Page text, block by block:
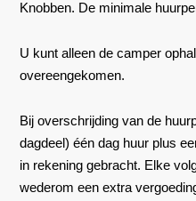
Knobben. De minimale
U kunt alleen de camper
overeengekomen.
Bij overschrijding van de
dagdeel) één dag huur plus
in rekening gebracht. Elke
wederom een extra